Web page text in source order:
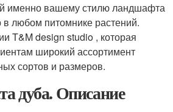
именно вашему стилю ландшафта
любом питомнике растений.
T&M design studio , которая
широкий ассортимент
сортов и размеров.
дуба. Описание